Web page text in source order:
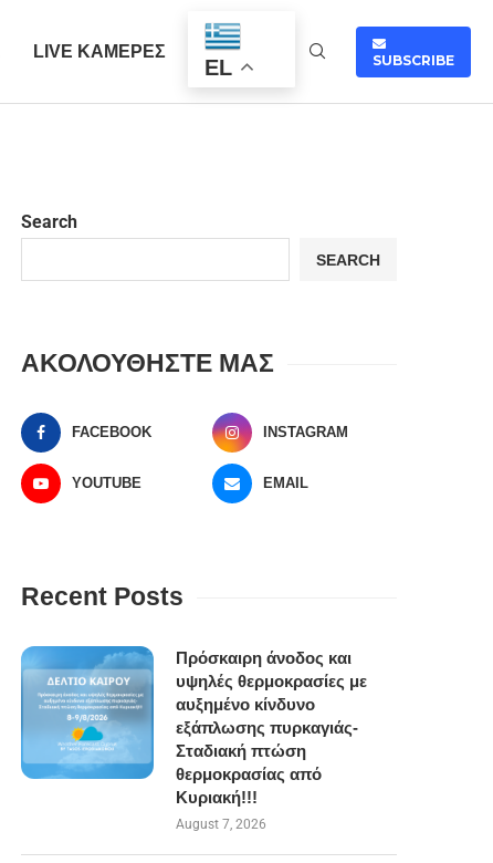
LIVE ΚΑΜΕΡΕΣ
EL SUBSCRIBE
Search
SEARCH
ΑΚΟΛΟΥΘΗΣΤΕ ΜΑΣ
FACEBOOK INSTAGRAM
YOUTUBE EMAIL
Recent Posts
Πρόσκαιρη άνοδος και
υψηλές θερμοκρασίες με
αυξημένο κίνδυνο
εξάπλωσης πυρκαγιάς-
Σταδιακή πτώση
θερμοκρασίας από
Κυριακή!!!
August 7, 2026